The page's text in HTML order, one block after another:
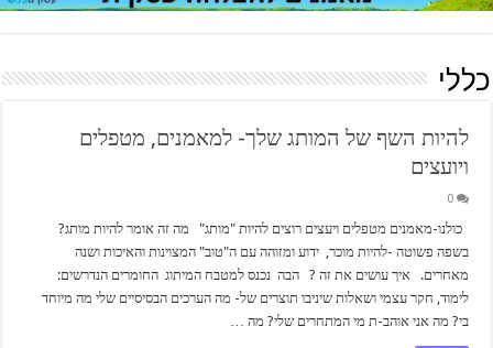
כללי
להיות השף של המותג שלך- למאמנים, מטפלים
ויועצים
0
כולנו-מאמנים מטפלים ויעצים רוצים להיות "מותג" מה זה אומר להיות מותג?
בשפה פשוטה -להיות מוכר, ידוע ומזוהה עם ה"טוב" המצוינות והאיכות ושנה
מאחרים. איך עושים את זה ? הבה נכנס למטבח המיתוג החומרים הנדרשים:
לימוד, חקר עצמי ושאלות שיניבו תוצרים של- מה הערכים הבסיסיים שלי מה מיוחד
בי? מה אני אוהב-ת מי המתחרים שלי? מה …